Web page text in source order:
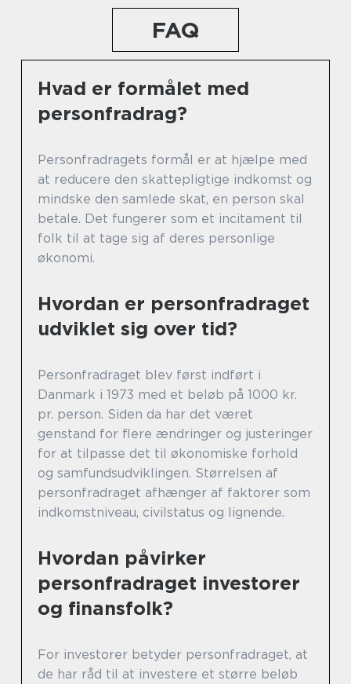
FAQ
Hvad er formålet med
personfradrag?
Personfradragets formål er at hjælpe med
at reducere den skattepligtige indkomst og
mindske den samlede skat, en person skal
betale. Det fungerer som et incitament til
folk til at tage sig af deres personlige
økonomi.
Hvordan er personfradraget
udviklet sig over tid?
Personfradraget blev først indført i
Danmark i 1973 med et beløb på 1000 kr.
pr. person. Siden da har det været
genstand for flere ændringer og justeringer
for at tilpasse det til økonomiske forhold
og samfundsudviklingen. Størrelsen af
personfradraget afhænger af faktorer som
indkomstniveau, civilstatus og lignende.
Hvordan påvirker
personfradraget investorer
og finansfolk?
For investorer betyder personfradraget, at
de har råd til at investere et større beløb